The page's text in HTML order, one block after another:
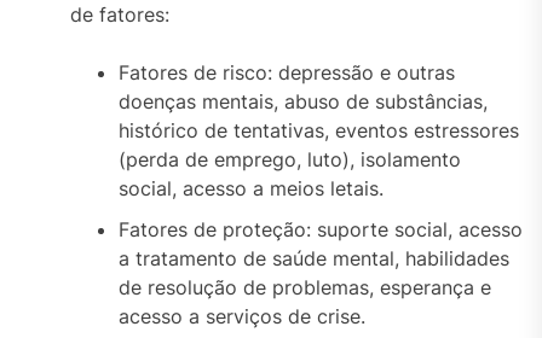
de fatores:
Fatores de risco: depressão e outras
doenças mentais, abuso de substâncias,
histórico de tentativas, eventos estressores
(perda de emprego, luto), isolamento
social, acesso a meios letais.
Fatores de proteção: suporte social, acesso
a tratamento de saúde mental, habilidades
de resolução de problemas, esperança e
acesso a serviços de crise.